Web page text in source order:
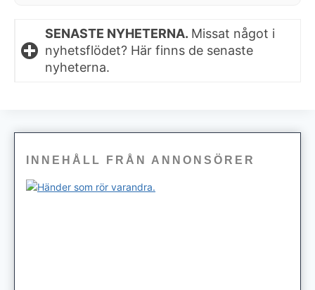
SENASTE NYHETERNA. Missat något i
nyhetsflödet? Här finns de senaste
nyheterna.
INNEHÅLL FRÅN ANNONSÖRER